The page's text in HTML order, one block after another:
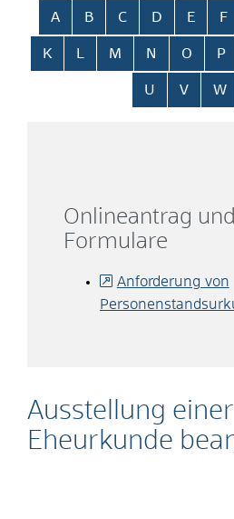
Alphabetisches Register
A B C D E F
K L M N O P
U V W
Ausstellung einer
Eheurkunde
Onlineantrag und
Formulare
Anforderung von